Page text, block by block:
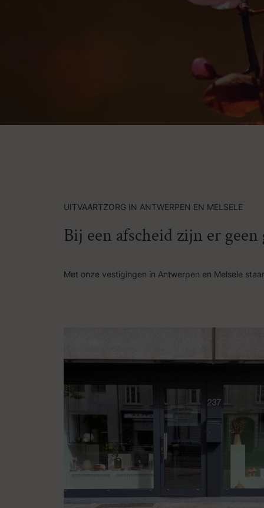
UITVAARTZORG IN ANTWERPEN EN MELSELE
Bij een afscheid zijn er
Met onze vestigingen in Antwerpen en Melsele